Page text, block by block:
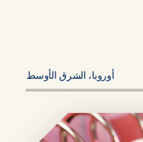
أوروبا، الشرق الأوسط،